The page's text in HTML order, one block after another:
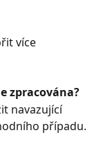
více
zpracována?
navazující
případu.